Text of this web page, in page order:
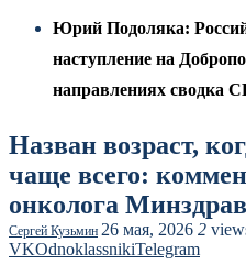
Юрий Подоляка:
наступление на
направлениях сводка
Назван возраст,
чаще всего:
онколога
Сергей Кузьмин 26 мая, 2026 2
VKOdnoklassnikiTelegram